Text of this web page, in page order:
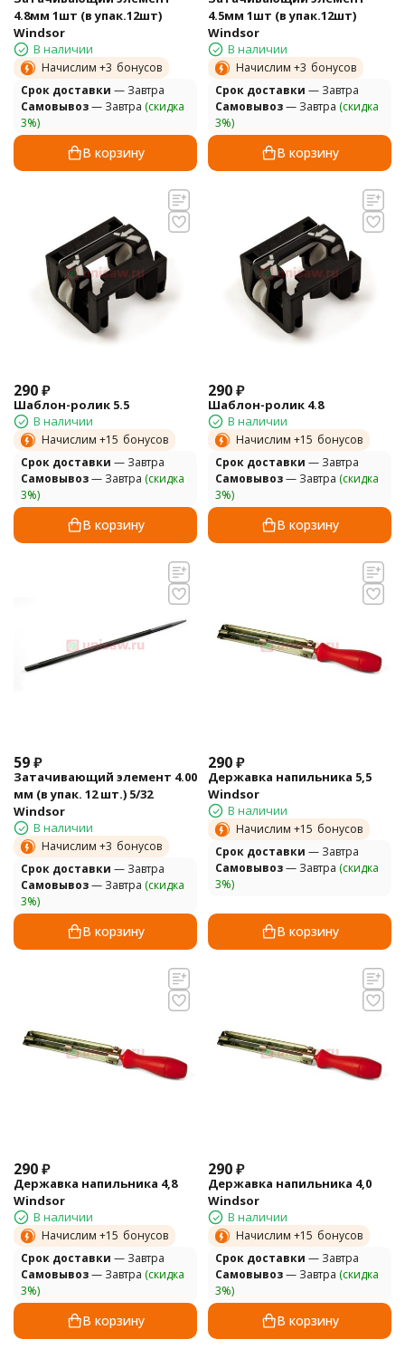
4.8мм 1шт (в упак.12шт)
Windsor
В наличии
Начислим +3 бонусов
Cрок доставки — Завтра
Самовывоз— Завтра (скидка
3%)
В корзину
4.5мм 1шт (в упак.12шт)
Windsor
В наличии
Начислим +3 бонусов
Cрок доставки — Завтра
Самовывоз— Завтра (скидка
3%)
В корзину
290₽
Шаблон-ролик 5.5
В наличии
Начислим +15 бонусов
Cрок доставки — Завтра
Самовывоз— Завтра (скидка
3%)
В корзину
290₽
Шаблон-ролик 4.8
В наличии
Начислим +15 бонусов
Cрок доставки — Завтра
Самовывоз— Завтра (скидка
3%)
В корзину
59₽
Затачивающий элемент 4.00
мм (в упак. 12 шт.) 5/32
Windsor
В наличии
Начислим +3 бонусов
Cрок доставки — Завтра
Самовывоз— Завтра (скидка
3%)
В корзину
290₽
Державка напильника 5,5
Windsor
В наличии
Начислим +15 бонусов
Cрок доставки — Завтра
Самовывоз— Завтра (скидка
3%)
В корзину
290₽
Державка напильника 4,8
Windsor
В наличии
Начислим +15 бонусов
Cрок доставки — Завтра
Самовывоз— Завтра (скидка
3%)
В корзину
290₽
Державка напильника 4,0
Windsor
В наличии
Начислим +15 бонусов
Cрок доставки — Завтра
Самовывоз— Завтра (скидка
3%)
В корзину